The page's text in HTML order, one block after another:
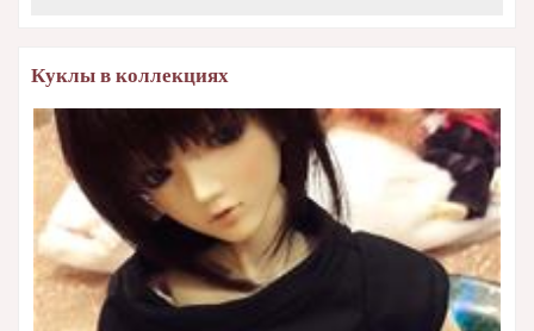
Куклы в коллекциях